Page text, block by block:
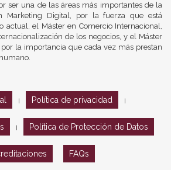
ser una de las áreas más importantes de la
Marketing Digital, por la fuerza que está
actual, el Máster en Comercio Internacional,
de los negocios, y el Máster
la importancia que cada vez más prestan
Política de privacidad
Política de Protección de Datos
FAQs